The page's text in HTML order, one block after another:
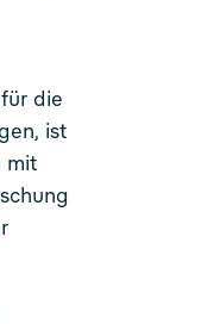
die
ist
mit